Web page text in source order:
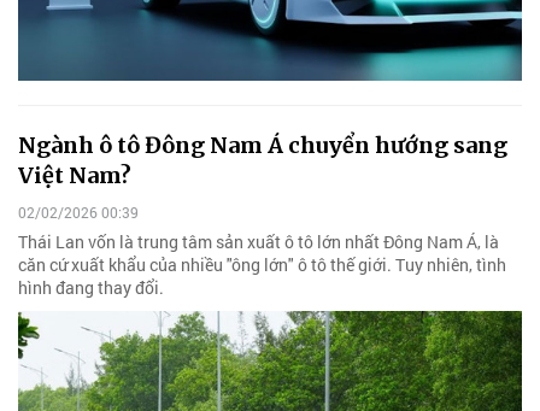
Ngành ô tô Đông Nam Á chuyển hướng sang
Việt Nam?
02/02/2026 00:39
Thái Lan vốn là trung tâm sản xuất ô tô lớn nhất Đông Nam Á, là
căn cứ xuất khẩu của nhiều "ông lớn" ô tô thế giới. Tuy nhiên, tình
hình đang thay đổi.